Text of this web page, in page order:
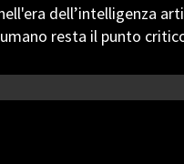
dell’intelligenza
resta il punto